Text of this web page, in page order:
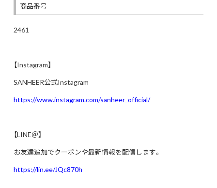
商品番号
2461
【Instagram】
SANHEER公式Instagram
https://www.instagram.com/sanheer_official/
【LINE＠】
お友達追加でクーポンや最新情報を配信します。
https://lin.ee/JQc870h